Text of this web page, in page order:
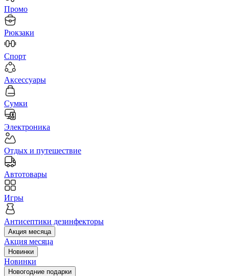
Промо
Рюкзаки
Спорт
Аксессуары
Сумки
Электроника
Отдых и путешествие
Автотовары
Игры
Антисептики дезинфекторы
Акция месяца
Акция месяца
Новинки
Новинки
Новогодние подарки